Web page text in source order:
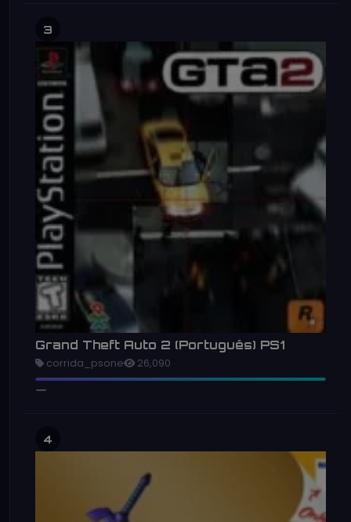
3
Grand Theft Auto 2 (Português) PS1
corrida_psone 26,090
4